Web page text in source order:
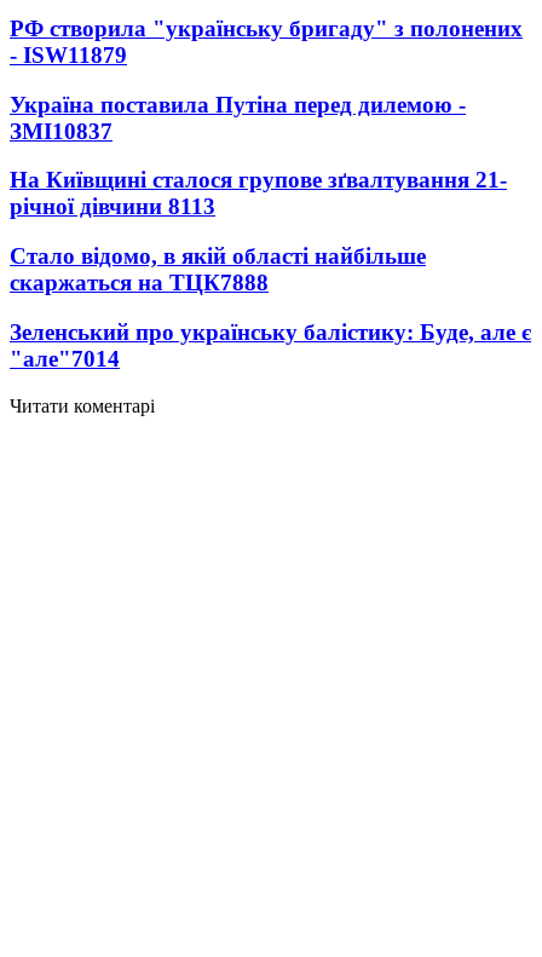
РФ створила "українську бригаду" з полонених
- ISW11879
Україна поставила Путіна перед дилемою -
ЗМІ10837
На Київщині сталося групове зґвалтування 21-
річної дівчини 8113
Стало відомо, в якій області найбільше
скаржаться на ТЦК7888
Зеленський про українську балістику: Буде, але є
"але"7014
Читати коментарі